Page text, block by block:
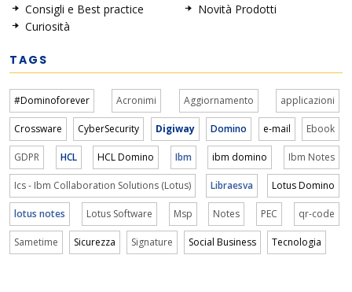
Consigli e Best practice
Curiosità
Novità Prodotti
TAGS
#Dominoforever Acronimi Aggiornamento applicazioni
Crossware CyberSecurity Digiway Domino e-mail Ebook
GDPR HCL HCL Domino Ibm ibm domino Ibm Notes
Ics - Ibm Collaboration Solutions (Lotus) Libraesva Lotus Domino
lotus notes Lotus Software Msp Notes PEC qr-code
Sametime Sicurezza Signature Social Business Tecnologia